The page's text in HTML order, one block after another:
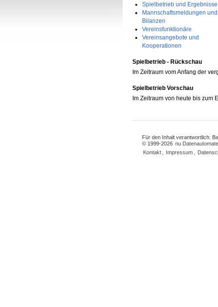
Spielbetrieb und Ergebnisse
Mannschaftsmeldungen und
Bilanzen
Vereinsfunktionäre
Vereinsangebote und
Kooperationen
Spielbetrieb - Rückschau
Im Zeitraum vom Anfang der
Spielbetrieb Vorschau
Im Zeitraum von heute bis zum
Für den Inhalt verantwortlich:
© 1999-2026 nu
Kontakt
Impressum